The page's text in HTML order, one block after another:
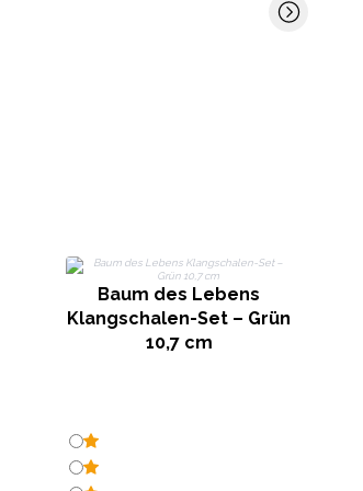
Baum des Lebens
Klangschalen-Set – Grün
10,7 cm